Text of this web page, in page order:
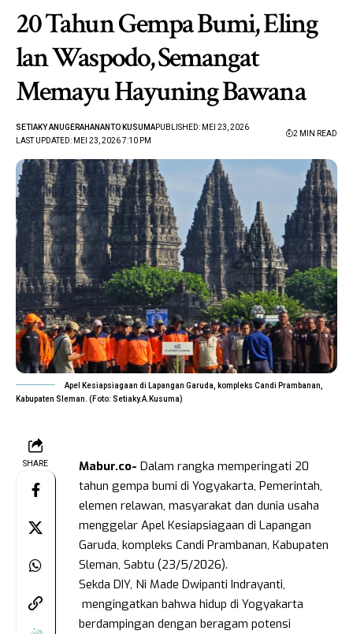
20 Tahun Gempa Bumi, Eling
lan Waspodo, Semangat
Memayu Hayuning Bawana
LAST UPDATED: MEI 23, 2026 7:10 PM
SETIAKY ANUGERAHANANTO KUSUMAPUBLISHED: MEI 23, 2026
2 MIN READ
Apel Kesiapsiagaan di Lapangan Garuda, kompleks Candi Prambanan,
Kabupaten Sleman. (Foto: Setiaky.A.Kusuma)
SHARE Mabur.co- Dalam rangka memperingati 20
tahun gempa bumi di Yogyakarta, Pemerintah,
elemen relawan, masyarakat dan dunia usaha
menggelar Apel Kesiapsiagaan di Lapangan
Garuda, kompleks Candi Prambanan, Kabupaten
Sleman, Sabtu (23/5/2026).
Sekda DIY, Ni Made Dwipanti Indrayanti,
mengingatkan bahwa hidup di Yogyakarta
berdampingan dengan beragam potensi